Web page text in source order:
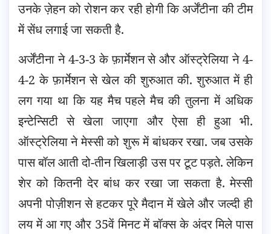
उनके ज़ेहन को रोशन कर रही होगी कि अर्जेंटीना की टीम
में सेंध लगाई जा सकती है.
अर्जेंटीना ने 4-3-3 के फ़ार्मेशन से और ऑस्ट्रेलिया ने 4-
4-2 के फ़ार्मेशन से खेल की शुरुआत की. शुरुआत में ही
लग गया था कि यह मैच पहले मैच की तुलना में अधिक
इन्टेन्सिटी से खेला जाएगा और ऐसा ही हुआ भी.
ऑस्ट्रेलिया ने मेस्सी को शुरू में बांधकर रखा. जब उसके
पास बॉल आती दो-तीन खिलाड़ी उस पर टूट पड़ते. लेकिन
शेर को कितनी देर बांध कर रखा जा सकता है. मेस्सी
अपनी पोज़ीशन से हटकर पूरे मैदान में खेले और जल्दी ही
लय में आ गए और 35वें मिनट में बॉक्स के अंदर मिले पास